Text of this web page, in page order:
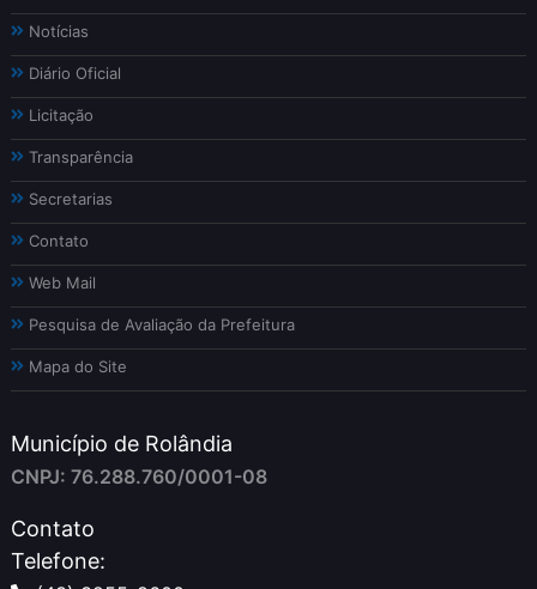
Notícias
Diário Oficial
Licitação
Transparência
Secretarias
Contato
Web Mail
Pesquisa de Avaliação da Prefeitura
Mapa do Site
Município de Rolândia
CNPJ: 76.288.760/0001-08
Contato
Telefone: